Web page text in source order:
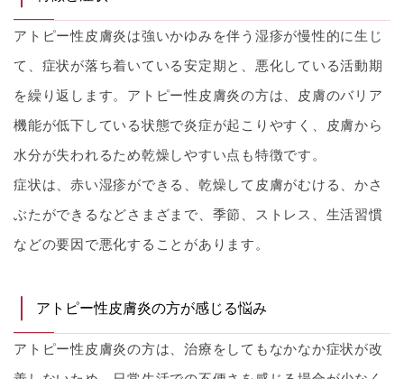
アトピー性皮膚炎は強いかゆみを伴う湿疹が慢性的に生じ
て、症状が落ち着いている安定期と、悪化している活動期
を繰り返します。アトピー性皮膚炎の方は、皮膚のバリア
機能が低下している状態で炎症が起こりやすく、皮膚から
水分が失われるため乾燥しやすい点も特徴です。
症状は、赤い湿疹ができる、乾燥して皮膚がむける、かさ
ぶたができるなどさまざまで、季節、ストレス、生活習慣
などの要因で悪化することがあります。
アトピー性皮膚炎の方が感じる悩み
アトピー性皮膚炎の方は、治療をしてもなかなか症状が改